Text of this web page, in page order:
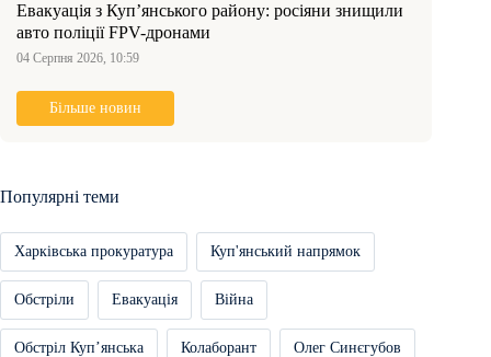
Евакуація з Куп’янського району: росіяни знищили
авто поліції FPV-дронами
04 Серпня 2026, 10:59
Більше новин
Популярні теми
Харківська прокуратура Куп'янський напрямок
Обстріли Евакуація Війна
Обстріл Купʼянська Колаборант Олег Синєгубов